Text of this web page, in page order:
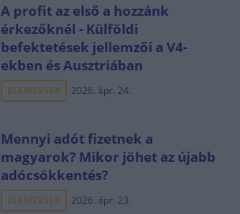
A profit az első a hozzánk
érkezőknél - Külföldi
befektetések jellemzői a V4-
ekben és Ausztriában
ELEMZÉSEK 2026. ápr. 24.
Mennyi adót fizetnek a
magyarok? Mikor jöhet az újabb
adócsökkentés?
ELEMZÉSEK 2026. ápr. 23.